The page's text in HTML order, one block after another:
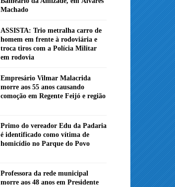
Machado
ASSISTA: Trio metralha carro de
homem em frente à rodoviária e
troca tiros com a Polícia Militar
em rodovia
Empresário Vilmar Malacrida
morre aos 55 anos causando
comoção em Regente Feijó e região
Primo do vereador Edu da Padaria
é identificado como vítima de
homicídio no Parque do Povo
Professora da rede municipal
morre aos 48 anos em Presidente